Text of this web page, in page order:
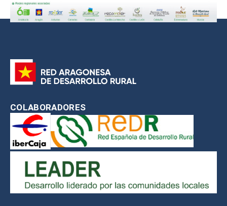
COLABORADORES